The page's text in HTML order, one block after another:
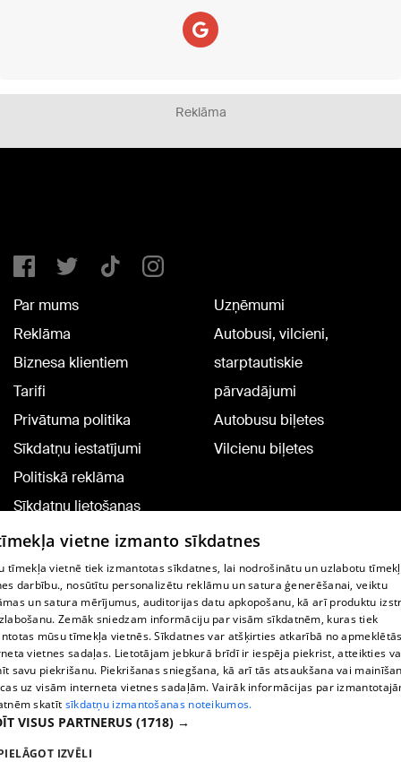
Reklāma
Par mums
Reklāma
Biznesa klientiem
Tarifi
Privātuma politika
Sīkdatņu iestatījumi
Politiskā reklāma
Sīkdatņu lietošanas
noteikumi
Komentāru pievienošana
Uzņēmumi
Autobusi, vilcieni,
starptautiskie
pārvadājumi
Autobusu biļetes
Vilcienu biļetes
TV programma
Līguma noteikumi
360 Ziņu kontakti
Helio Media
Portāla palīdzības dienests: e-pasts -
vietne izmanto sīkdatnes
tīmekļa vietnē tiek izmantotas sīkdatnes, lai nodrošinātu un uzlabotu
darbību., nosūtītu personalizētu reklāmu un satura ģenerēšanai, veiktu
un satura mērījumus, auditorijas datu apkopošanu, kā arī produktu
Zemāk sniedzam informāciju par visām sīkdatnēm, kuras tiek
mūsu tīmekļa vietnēs. Sīkdatnes var atšķirties atkarībā no
vietnes sadaļas. Lietotājam jebkurā brīdī ir iespēja piekrist, atteikties
savu piekrišanu. Piekrišanas sniegšana, kā arī tās atsaukšana vai
uz visām interneta vietnes sadaļām. Vairāk informācijas par
skatīt sīkdatņu izmantošanas noteikumos.
VISUS PARTNERUS (1718) →
IZVĒLI